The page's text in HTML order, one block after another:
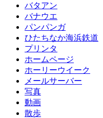
バタアン
バナウエ
パンパンガ
ひたちなか海浜鉄道
プリンタ
ホームページ
ホーリーウイーク
メールサーバー
写真
動画
散歩